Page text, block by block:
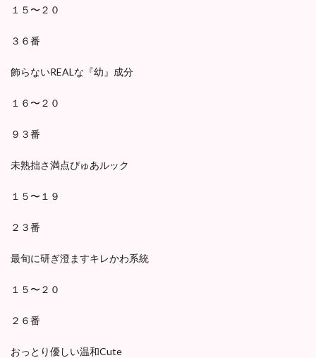
１５〜２０
３６番
飾らないREALな『幼』成分
１６〜２０
９３番
未熟拙さ満点ぴゅあルック
１５〜１９
２３番
最旬に研ぎ澄ますキレかわ系統
１５〜２０
２６番
おっとり優しい温和Cute